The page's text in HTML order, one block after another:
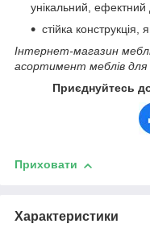
унікальний, ефектний
стійка конструкція,
Інтернет-магазин
асортимент меблів для
Приєднуйтесь
Приховати
Характеристики